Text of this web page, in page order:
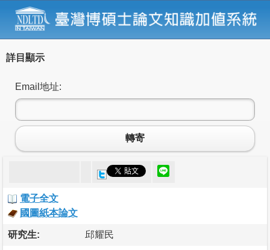
詳目顯示
Email地址:
轉寄
電子全文
國圖紙本論文
研究生: 邱耀民